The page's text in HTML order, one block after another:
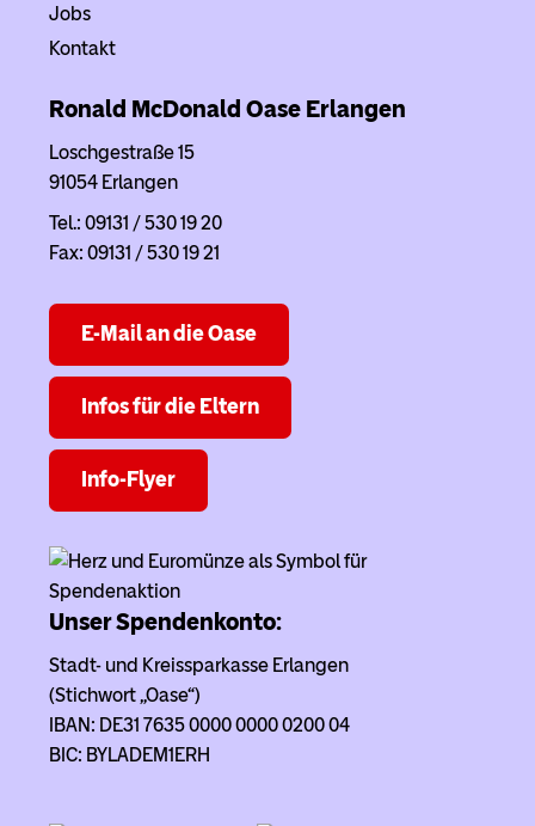
Jobs
Kontakt
Ronald McDonald Oase Erlangen
Loschgestraße 15
91054 Erlangen
Tel.: 09131 / 530 19 20
Fax: 09131 / 530 19 21
E-Mail an die Oase
Infos für die Eltern
Info-Flyer
Unser Spendenkonto:
Stadt- und Kreissparkasse Erlangen
(Stichwort „Oase“)
IBAN: DE31 7635 0000 0000 0200 04
BIC: BYLADEM1ERH